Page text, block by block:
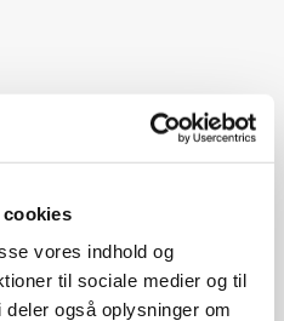
cookies
vores indhold og
til sociale medier og til
også oplysninger om
lektor i videnskabshistorie,
21.00
Svendborg (Auditoriet).